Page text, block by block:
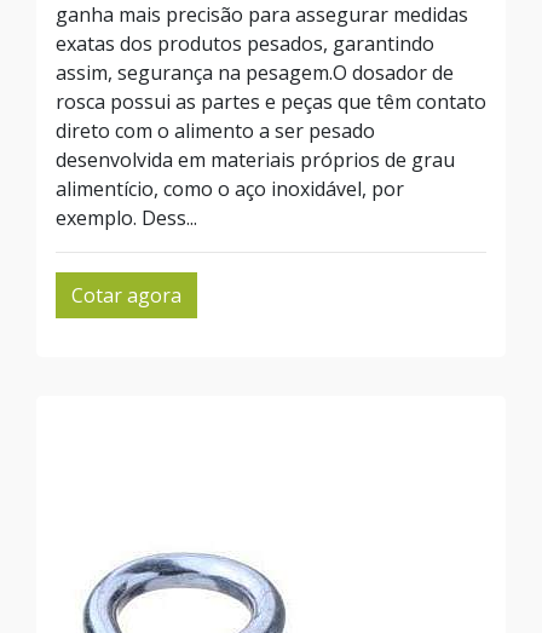
ganha mais precisão para assegurar medidas
exatas dos produtos pesados, garantindo
assim, segurança na pesagem.O dosador de
rosca possui as partes e peças que têm contato
direto com o alimento a ser pesado
desenvolvida em materiais próprios de grau
alimentício, como o aço inoxidável, por
exemplo. Dess...
Cotar agora